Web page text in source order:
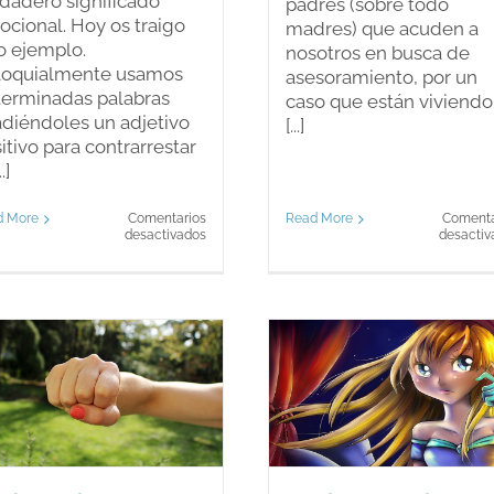
Hoy os traigo
ejemplo.
usamos
palabras
un adjetivo
para contrarrestar
More
Comentarios
desactivadosen
las
palabras.
padres (sobre todo
madres) que acuden a
nosotros en busca de
asesoramiento, por un
caso que están
[...]
Read More
La vida cambia: ¡No
llores, Cenicienta!
Blog
¿Tu vida está
Blog